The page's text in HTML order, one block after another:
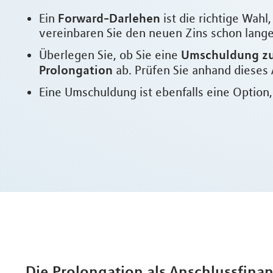
Ein Forward-Darlehen ist die richtige
vereinbaren Sie den neuen Zins schon
Überlegen Sie, ob Sie eine Umschuldung
Prolongation ab. Prüfen Sie anhand
Eine Umschuldung ist ebenfalls eine